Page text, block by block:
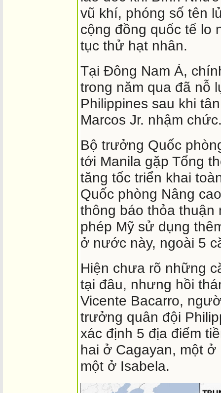
vũ khí, phóng số tên
cộng đồng quốc tế lo
tục thử hạt nhân.
Tại Đông Nam Á,
trong năm qua đã nỗ
Philippines sau khi
Marcos Jr. nhậm
Bộ trưởng Quốc
tới Manila gặp Tổng
tăng tốc triển khai
Quốc phòng Nâng
thông báo thỏa thuận
phép Mỹ sử dụng
ở nước này, ngoài 5
Hiện chưa rõ những
tại đâu, nhưng hồi
Vicente Bacarro,
trưởng quân đội
xác định 5 địa điểm
hai ở Cagayan, một
một ở Isabela.